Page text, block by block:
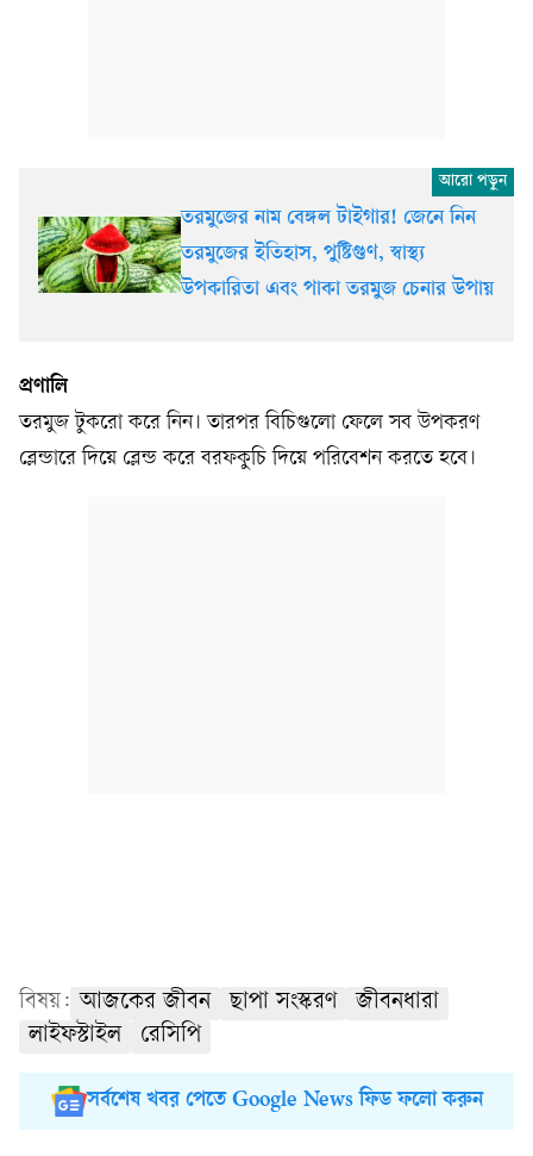
তরমুজের নাম বেঙ্গল টাইগার! জেনে নিন
তরমুজের ইতিহাস, পুষ্টিগুণ, স্বাস্থ্য
উপকারিতা এবং পাকা তরমুজ চেনার উপায়
প্রণালি
তরমুজ টুকরো করে নিন। তারপর বিচিগুলো ফেলে সব উপকরণ
ব্লেন্ডারে দিয়ে ব্লেন্ড করে বরফকুচি দিয়ে পরিবেশন করতে হবে।
বিষয়: আজকের জীবন ছাপা সংস্করণ
জীবনধারা
লাইফস্টাইল
রেসিপি
সর্বশেষ খবর পেতে Google News ফিড ফলো করুন